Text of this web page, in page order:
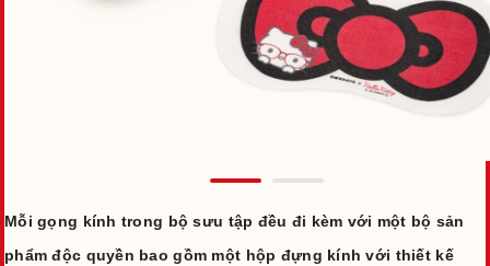
Mỗi gọng kính trong bộ sưu tập đều đi kèm với một bộ sản
phẩm độc quyền bao gồm một hộp đựng kính với thiết kế